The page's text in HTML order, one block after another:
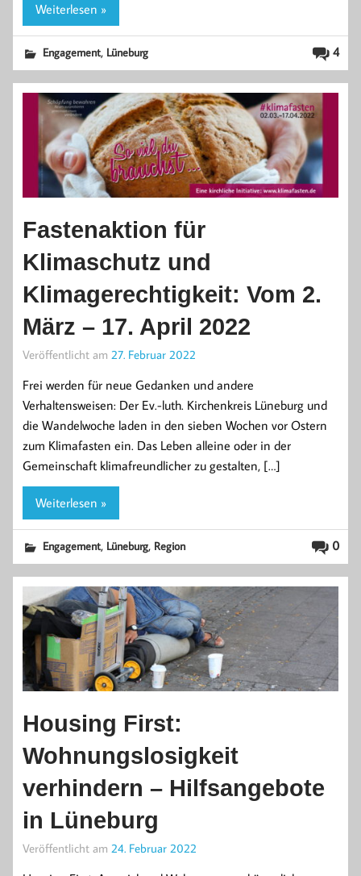
Weiterlesen »
4
Engagement, Lüneburg
Fastenaktion für
Klimaschutz und
Klimagerechtigkeit: Vom 2.
März – 17. April 2022
Veröffentlicht am 27. Februar 2022
Frei werden für neue Gedanken und andere
Verhaltensweisen: Der Ev.-luth. Kirchenkreis Lüneburg und
die Wandelwoche laden in den sieben Wochen vor Ostern
zum Klimafasten ein. Das Leben alleine oder in der
Gemeinschaft klimafreundlicher zu gestalten, […]
Weiterlesen »
0
Engagement, Lüneburg, Region
Housing First:
Wohnungslosigkeit
verhindern – Hilfsangebote
in Lüneburg
Veröffentlicht am 24. Februar 2022